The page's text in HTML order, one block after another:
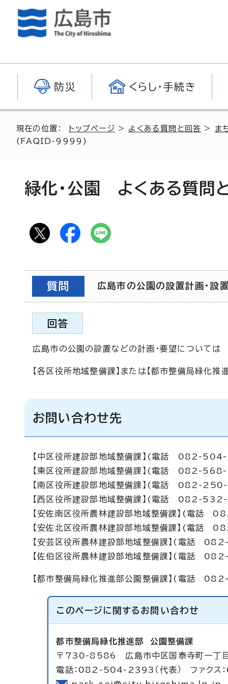
防災 くらし・手続き
現在の位置： トップページ > よくある質問と回答 > ま
(FAQID-9999)
緑化・公園 よくある質問
質問 広島市の公園の設置計画・
回答
広島市の公園の設置などの計画・要望については
【各区役所地域整備課】または【都市整備局緑化推
お問い合わせ先
【中区役所建設部地域整備課】(電話 082-
【東区役所建設部地域整備課】(電話 082-
【南区役所建設部地域整備課】(電話 082-
【西区役所建設部地域整備課】(電話 082-
【安佐南区役所農林建設部地域整備課】(電
【安佐北区役所農林建設部地域整備課】(電
【安芸区役所農林建設部地域整備課】(電話
【佐伯区役所農林建設部地域整備課】(電話
【都市整備局緑化推進部公園整備課】(電話
このページに関する お問い合わせ
都市整備局緑化推進部 公園整備課
〒730-8586 広島市中区国泰寺町一丁
電話：082-504-2393（代表） ファク